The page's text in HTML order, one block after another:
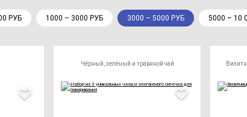
РУБ 1000 – 3000 РУБ 3000 – 5000 РУБ 5000 – 10
Чёрный, зелёный и травяной чай